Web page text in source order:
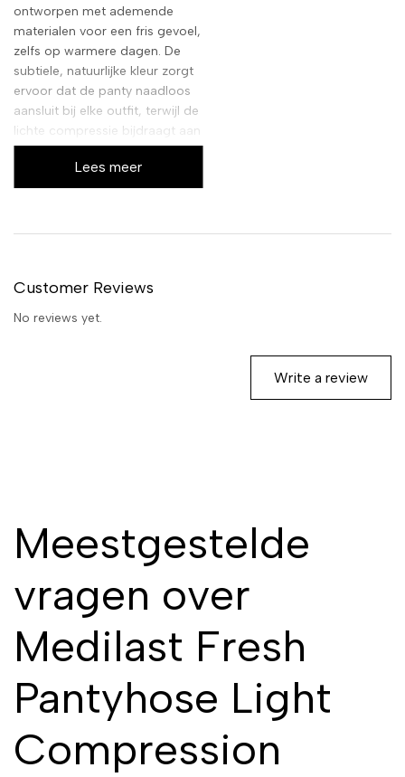
ontworpen met ademende
materialen voor een fris gevoel,
zelfs op warmere dagen. De
subtiele, natuurlijke kleur zorgt
ervoor dat de panty naadloos
aansluit bij elke outfit, terwijl de
lichte compressie bijdraagt aan
een betere bloedcirculatie.
Lees meer
Customer Reviews
No reviews yet.
Write a review
Meestgestelde
vragen over
Medilast Fresh
Pantyhose Light
Compression